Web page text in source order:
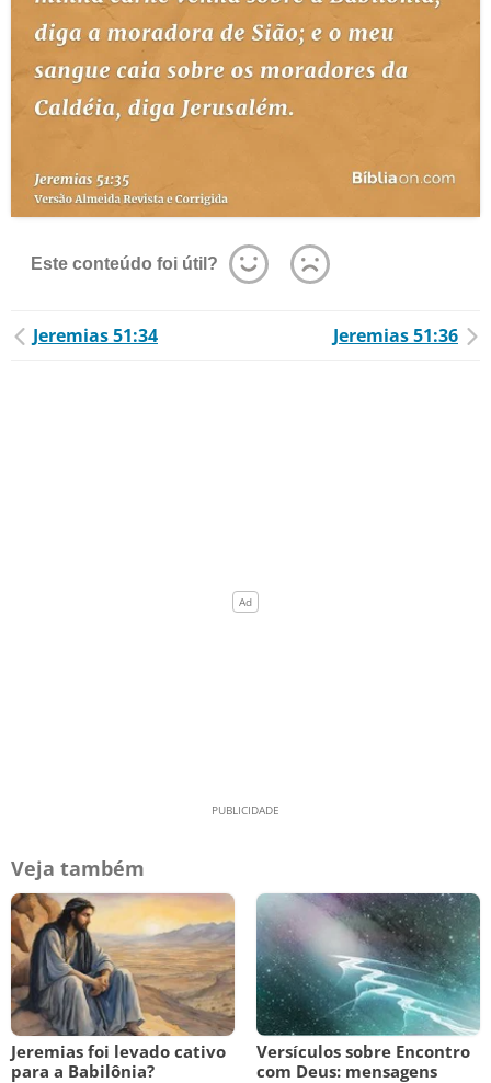
Este conteúdo foi útil?
Jeremias 51:34 Jeremias 51:36
Veja também
Jeremias foi levado cativo
para a Babilônia?
Versículos sobre Encontro
com Deus: mensagens